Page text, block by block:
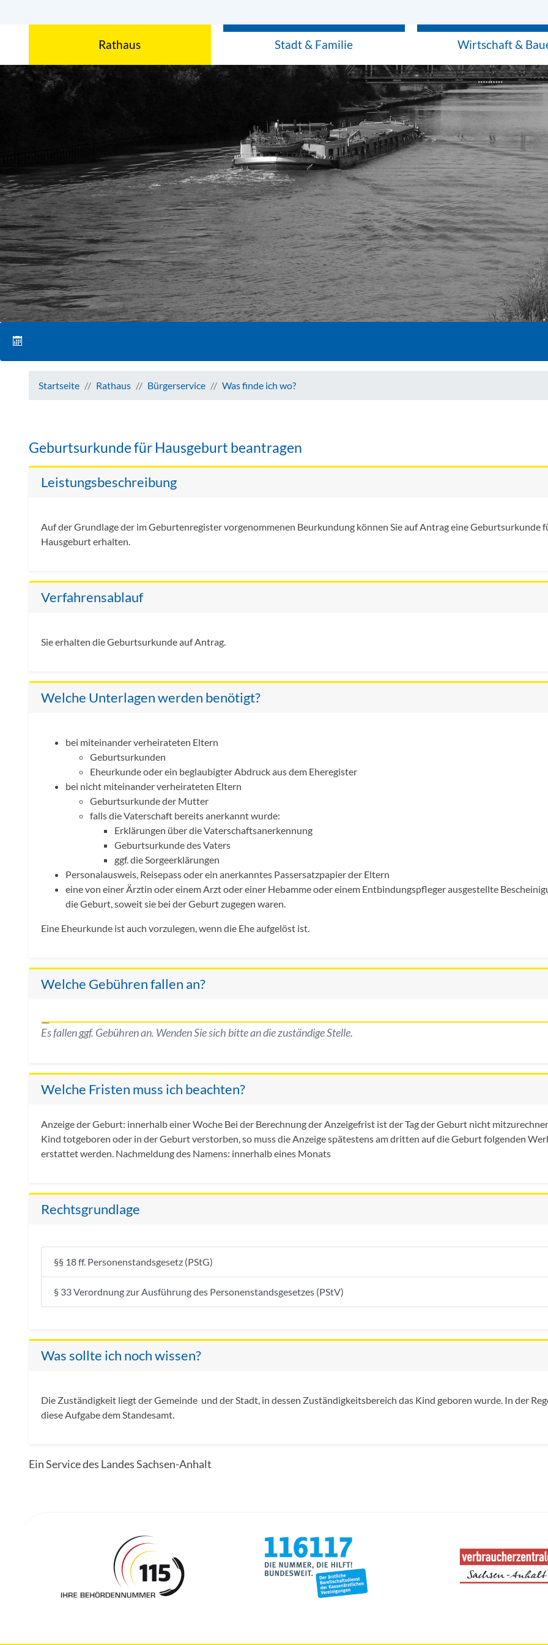
Rathaus Stadt & Familie Wirtschaft &
Startseite Rathaus Bürgerservice Was finde ich wo?
Geburtsurkunde für Hausgeburt beantragen
Leistungsbeschreibung
Auf der Grundlage der im Geburtenregister vorgenommenen Beurkundung können Sie auf Antrag eine Geburtsurkunde
Hausgeburt erhalten.
Verfahrensablauf
Sie erhalten die Geburtsurkunde auf Antrag.
Welche Unterlagen werden benötigt?
bei miteinander verheirateten Eltern
Geburtsurkunden
Eheurkunde oder ein beglaubigter Abdruck aus dem Eheregister
bei nicht miteinander verheirateten Eltern
Geburtsurkunde der Mutter
falls die Vaterschaft bereits anerkannt wurde:
Erklärungen über die Vaterschaftsanerkennung
Geburtsurkunde des Vaters
ggf. die Sorgeerklärungen
Personalausweis, Reisepass oder ein anerkanntes Passersatzpapier der Eltern
eine von einer Ärztin oder einem Arzt oder einer Hebamme oder einem Entbindungspfleger ausgestellte
die Geburt, soweit sie bei der Geburt zugegen waren.
Eine Eheurkunde ist auch vorzulegen, wenn die Ehe aufgelöst ist.
Welche Gebühren fallen an?
Es fallen ggf. Gebühren an. Wenden Sie sich bitte an die zuständige Stelle.
Welche Fristen muss ich beachten?
Anzeige der Geburt: innerhalb einer Woche Bei der Berechnung der Anzeigefrist ist der Tag der Geburt nicht
Kind totgeboren oder in der Geburt verstorben, so muss die Anzeige spätestens am dritten auf die Geburt folgenden
erstattet werden. Nachmeldung des Namens: innerhalb eines Monats
Rechtsgrundlage
§§ 18 ff. Personenstandsgesetz (PStG)
§ 33 Verordnung zur Ausführung des Personenstandsgesetzes (PStV)
Was sollte ich noch wissen?
Die Zuständigkeit liegt der Gemeinde und der Stadt, in dessen Zuständigkeitsbereich das Kind geboren wurde. In der
diese Aufgabe dem Standesamt.
Ein Service des Landes Sachsen-Anhalt